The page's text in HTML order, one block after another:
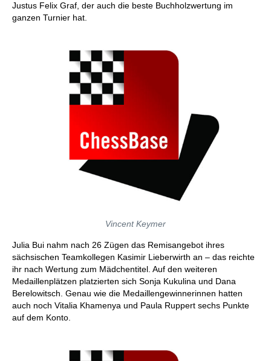
Justus Felix Graf, der auch die beste Buchholzwertung im
ganzen Turnier hat.
Vincent Keymer
Julia Bui nahm nach 26 Zügen das Remisangebot ihres
sächsischen Teamkollegen Kasimir Lieberwirth an – das reichte
ihr nach Wertung zum Mädchentitel. Auf den weiteren
Medaillenplätzen platzierten sich Sonja Kukulina und Dana
Berelowitsch. Genau wie die Medaillengewinnerinnen hatten
auch noch Vitalia Khamenya und Paula Ruppert sechs Punkte
auf dem Konto.